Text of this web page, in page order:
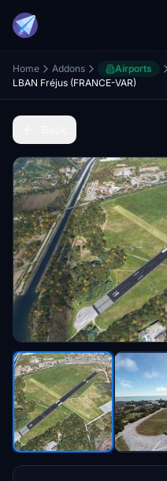
Home Addons Airports
LBAN Fréjus (FRANCE-VAR)